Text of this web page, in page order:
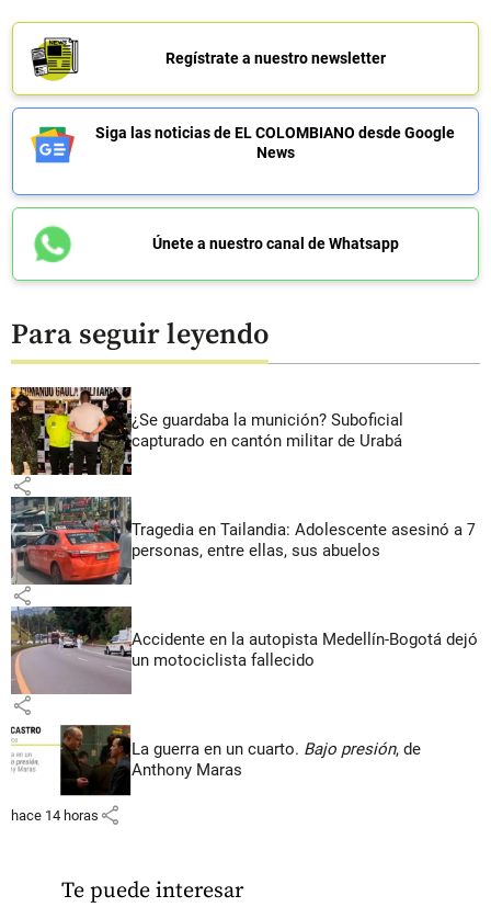
Regístrate a nuestro newsletter
Siga las noticias de EL COLOMBIANO desde Google
News
Únete a nuestro canal de Whatsapp
Para seguir leyendo
¿Se guardaba la munición? Suboficial
capturado en cantón militar de Urabá
share
Tragedia en Tailandia: Adolescente asesinó a 7
personas, entre ellas, sus abuelos
share
Accidente en la autopista Medellín-Bogotá dejó
un motociclista fallecido
share
La guerra en un cuarto. Bajo presión, de
Anthony Maras
hace 14 horas share
Te puede interesar